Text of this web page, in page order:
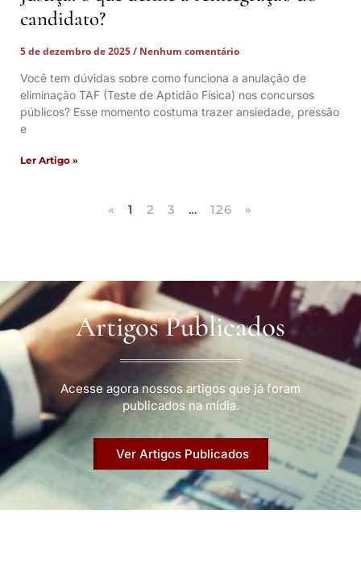
candidato?
5 de dezembro de 2025
Nenhum comentário
Você tem dúvidas sobre como funciona a anulação de
eliminação TAF (Teste de Aptidão Física) nos concursos
públicos? Esse momento costuma trazer ansiedade, pressão
e
Ler Artigo »
« 1 2 3 … 126 »
Artigos Publicados
Acesse agora nossos artigos que já foram
publicados na mídia.
Ver Artigos Publicados